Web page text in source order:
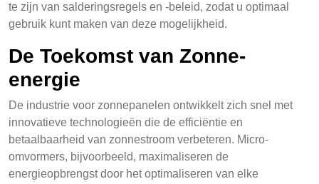
te zijn van salderingsregels en -beleid, zodat u optimaal
gebruik kunt maken van deze mogelijkheid.
De Toekomst van Zonne-
energie
De industrie voor zonnepanelen ontwikkelt zich snel met
innovatieve technologieën die de efficiëntie en
betaalbaarheid van zonnestroom verbeteren. Micro-
omvormers, bijvoorbeeld, maximaliseren de
energieopbrengst door het optimaliseren van elke